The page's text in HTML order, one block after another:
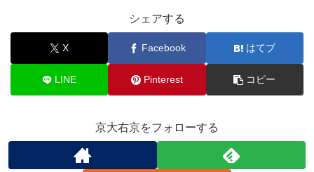
シェアする
X Facebook はてブ
LINE Pinterest コピー
京大右京をフォローする